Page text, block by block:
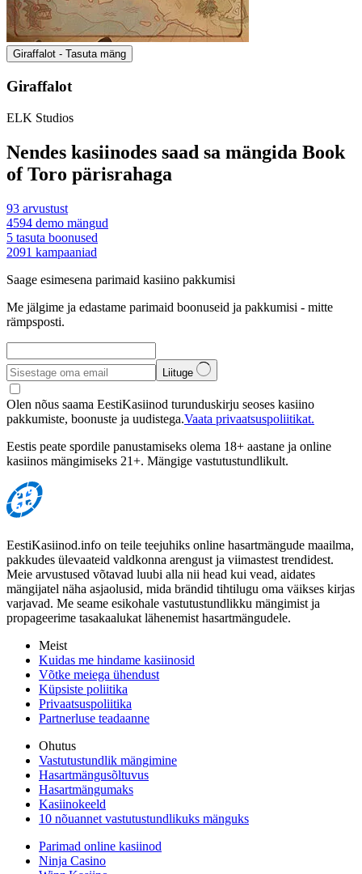
Giraffalot - Tasuta mäng
Giraffalot
ELK Studios
Nendes kasiinodes saad sa mängida Book
of Toro pärisrahaga
93 arvustust
4594 demo mängud
5 tasuta boonused
2091 kampaaniad
Saage esimesena parimaid kasiino pakkumisi
Me jälgime ja edastame parimaid boonuseid ja pakkumisi - mitte
rämpsposti.
Liituge
Olen nõus saama EestiKasiinod turunduskirju seoses kasiino
pakkumiste, boonuste ja uudistega.Vaata privaatsuspoliitikat.
Eestis peate spordile panustamiseks olema 18+ aastane ja online
kasiinos mängimiseks 21+. Mängige vastutustundlikult.
EestiKasiinod.info on teile teejuhiks online hasartmängude maailma,
pakkudes ülevaateid valdkonna arengust ja viimastest trendidest.
Meie arvustused võtavad luubi alla nii head kui vead, aidates
mängijatel näha asjaolusid, mida brändid tihtilugu oma väikses kirjas
varjavad. Me seame esikohale vastutustundlikku mängimist ja
propageerime tasakaalukat lähenemist hasartmängudele.
Meist
Kuidas me hindame kasiinosid
Võtke meiega ühendust
Küpsiste poliitika
Privaatsuspoliitika
Partnerluse teadaanne
Ohutus
Vastutustundlik mängimine
Hasartmängusõltuvus
Hasartmängumaks
Kasiinokeeld
10 nõuannet vastutustundlikuks mänguks
Parimad online kasiinod
Ninja Casino